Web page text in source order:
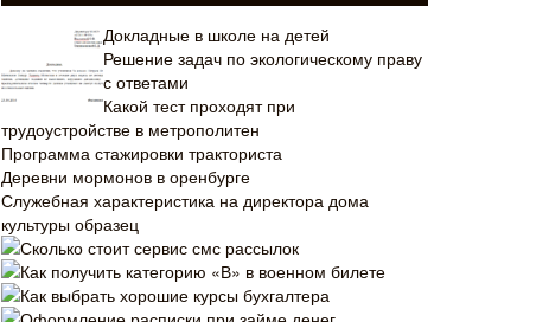
Докладные в школе на детей
Решение задач по экологическому праву
с ответами
Какой тест проходят при
трудоустройстве в метрополитен
Программа стажировки тракториста
Деревни мормонов в оренбурге
Служебная характеристика на директора дома
культуры образец
Сколько стоит сервис смс рассылок
Как получить категорию «В» в военном билете
Как выбрать хорошие курсы бухгалтера